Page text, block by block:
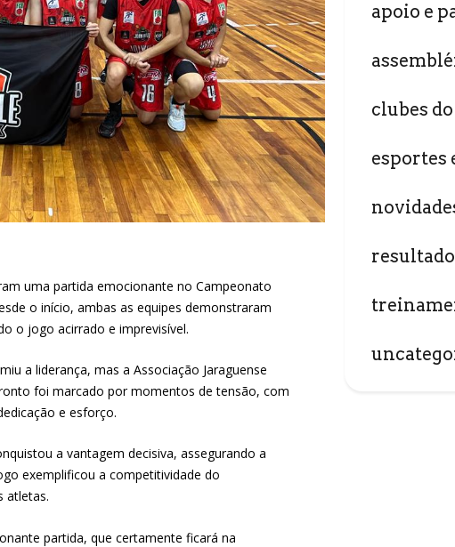
uma partida emocionante no Campeonato
o início, ambas as equipes demonstraram
o jogo acirrado e imprevisível.
a liderança, mas a Associação Jaraguense
foi marcado por momentos de tensão, com
e esforço.
a vantagem decisiva, assegurando a
exemplificou a competitividade do
atletas.
partida, que certamente ficará na
apoio e
clubes
esportes